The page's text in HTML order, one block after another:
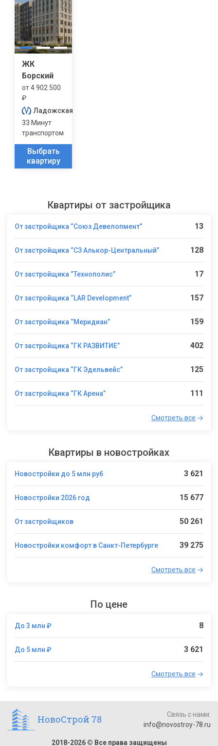
ЖК
Борский
от 4 902 500
₽
Ладожская
33 Минут
транспортом
Выбрать
квартиру
Квартиры от застройщика
От застройщика “Союз Девелопмент” 13
От застройщика “СЗ Алькор-Центральный” 128
От застройщика “Технополис” 17
От застройщика “LAR Development” 157
От застройщика “Меридиан” 159
От застройщика “ГК РАЗВИТИЕ” 402
От застройщика “ГК Эдельвейс” 125
От застройщика “ГК Арена” 111
Смотреть все →
Квартиры в новостройках
Новостройки до 5 млн руб 3 621
Новостройки 2026 год 15 677
От застройщиков 50 261
Новостройки комфорт в Санкт-Петербурге 39 275
Смотреть все →
По цене
До 3 млн ₽ 8
До 5 млн ₽ 3 621
Смотреть все →
НовоСтрой 78
Связь с нами:
info@novostroy-78.ru
2018-2026 © Все права защищены